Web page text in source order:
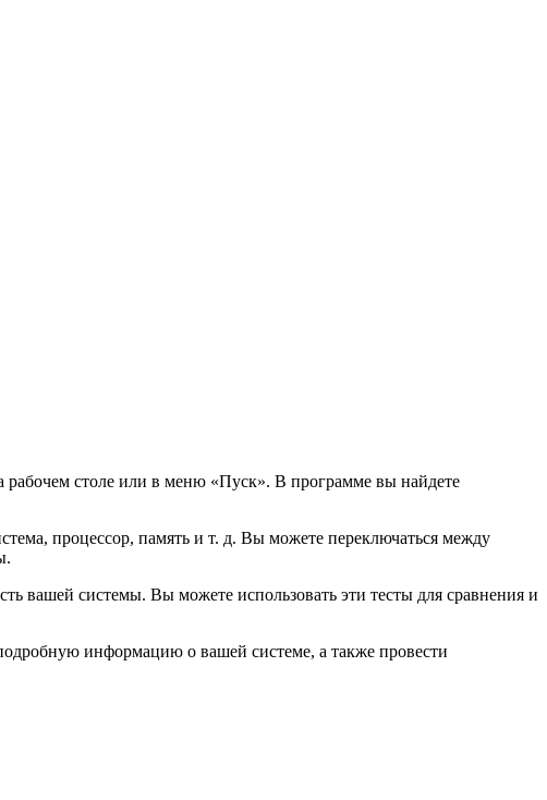
рабочем столе или в меню «Пуск». В программе вы найдете
процессор, память и т. д. Вы можете переключаться между
вашей системы. Вы можете использовать эти тесты для сравнения и
информацию о вашей системе, а также провести